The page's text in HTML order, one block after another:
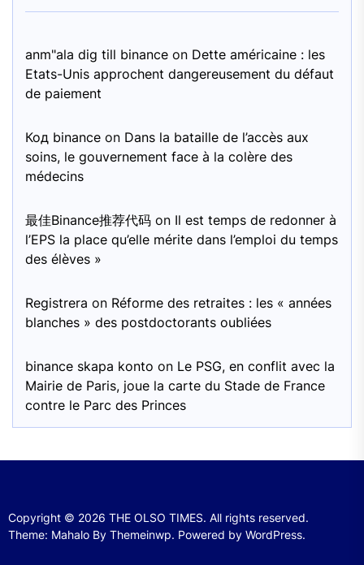
anm"ala dig till binance on Dette américaine : les
Etats-Unis approchent dangereusement du défaut
de paiement
Код binance on Dans la bataille de l’accès aux
soins, le gouvernement face à la colère des
médecins
最佳Binance推荐代码 on Il est temps de redonner à
l’EPS la place qu’elle mérite dans l’emploi du temps
des élèves »
Registrera on Réforme des retraites : les « années
blanches » des postdoctorants oubliées
binance skapa konto on Le PSG, en conflit avec la
Mairie de Paris, joue la carte du Stade de France
contre le Parc des Princes
Copyright © 2026 THE OLSO TIMES. All rights reserved.
Theme: Mahalo By Themeinwp. Powered by WordPress.